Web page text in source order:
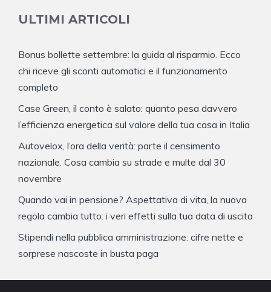
ULTIMI ARTICOLI
Bonus bollette settembre: la guida al risparmio. Ecco
chi riceve gli sconti automatici e il funzionamento
completo
Case Green, il conto è salato: quanto pesa davvero
l’efficienza energetica sul valore della tua casa in Italia
Autovelox, l’ora della verità: parte il censimento
nazionale. Cosa cambia su strade e multe dal 30
novembre
Quando vai in pensione? Aspettativa di vita, la nuova
regola cambia tutto: i veri effetti sulla tua data di uscita
Stipendi nella pubblica amministrazione: cifre nette e
sorprese nascoste in busta paga